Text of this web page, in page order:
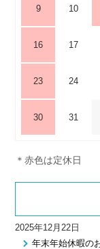
9 10
16 17
23 24
30 31
＊赤色は定休日
2025年12月22日
年末年始休暇の